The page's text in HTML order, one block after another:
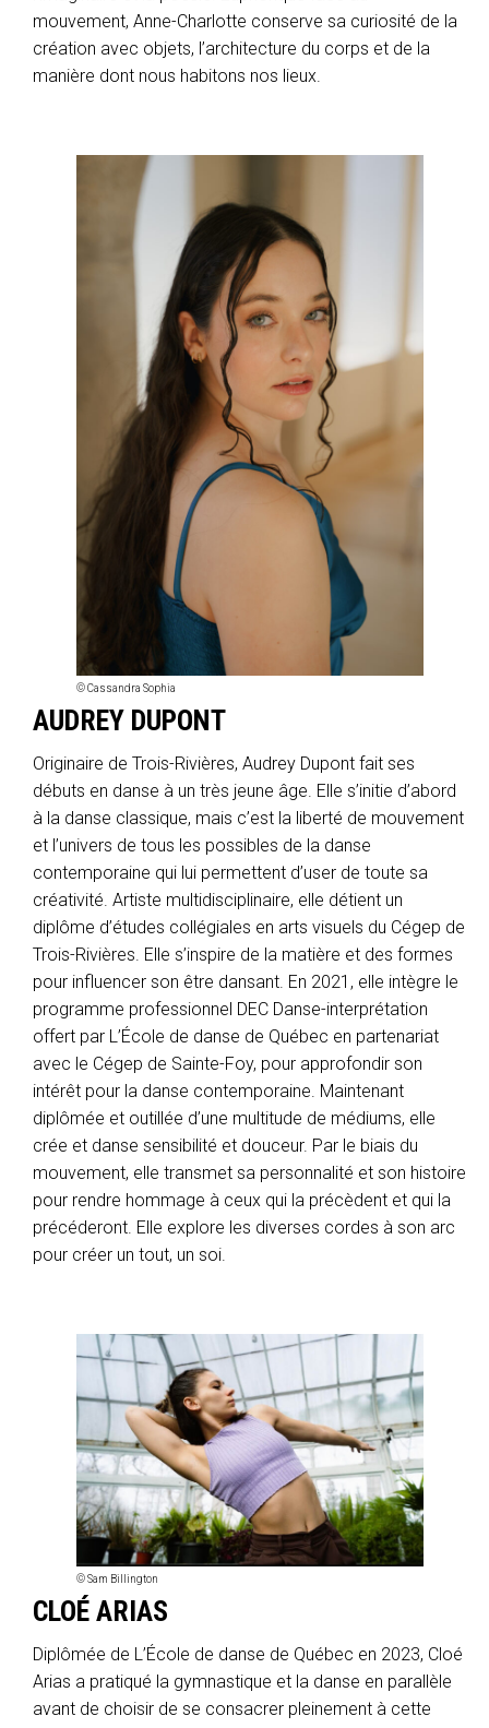
mouvement, Anne-Charlotte conserve sa curiosité de la
création avec objets, l’architecture du corps et de la
manière dont nous habitons nos lieux.
© Cassandra Sophia
AUDREY DUPONT
Originaire de Trois-Rivières, Audrey Dupont fait ses
débuts en danse à un très jeune âge. Elle s’initie d’abord
à la danse classique, mais c’est la liberté de mouvement
et l’univers de tous les possibles de la danse
contemporaine qui lui permettent d’user de toute sa
créativité. Artiste multidisciplinaire, elle détient un
diplôme d’études collégiales en arts visuels du Cégep de
Trois-Rivières. Elle s’inspire de la matière et des formes
pour influencer son être dansant. En 2021, elle intègre le
programme professionnel DEC Danse-interprétation
offert par L’École de danse de Québec en partenariat
avec le Cégep de Sainte-Foy, pour approfondir son
intérêt pour la danse contemporaine. Maintenant
diplômée et outillée d’une multitude de médiums, elle
crée et danse sensibilité et douceur. Par le biais du
mouvement, elle transmet sa personnalité et son histoire
pour rendre hommage à ceux qui la précèdent et qui la
précéderont. Elle explore les diverses cordes à son arc
pour créer un tout, un soi.
© Sam Billington
CLOÉ ARIAS
Diplômée de L’École de danse de Québec en 2023, Cloé
Arias a pratiqué la gymnastique et la danse en parallèle
avant de choisir de se consacrer pleinement à cette